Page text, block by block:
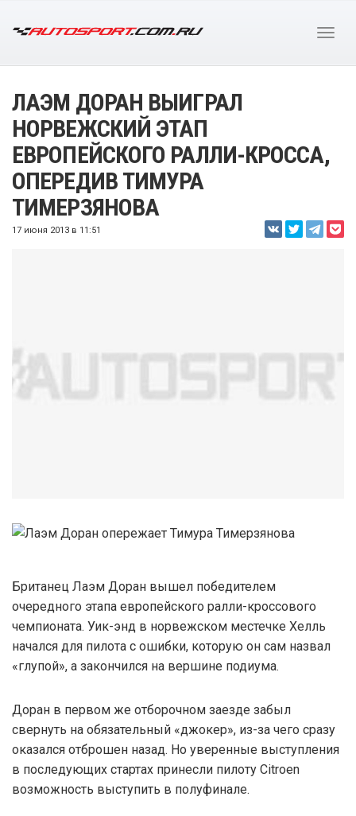
ЛАЭМ ДОРАН ВЫИГРАЛ
НОРВЕЖСКИЙ ЭТАП
ЕВРОПЕЙСКОГО РАЛЛИ-КРОССА,
ОПЕРЕДИВ ТИМУРА
ТИМЕРЗЯНОВА
17 июня 2013 в 11:51
Британец Лаэм Доран вышел победителем
очередного этапа европейского ралли-кроссового
чемпионата. Уик-энд в норвежском местечке Хелль
начался для пилота с ошибки, которую он сам назвал
«глупой», а закончился на вершине подиума.
Доран в первом же отборочном заезде забыл
свернуть на обязательный «джокер», из-за чего сразу
оказался отброшен назад. Но уверенные выступления
в последующих стартах принесли пилоту Citroen
возможность выступить в полуфинале.